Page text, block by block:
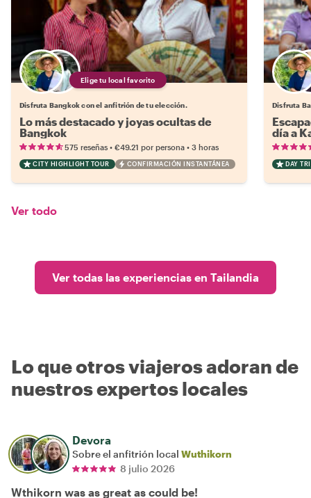
Elige tu local favorito
Disfruta Bangkok con el anfitrión de tu elección.
Lo más destacado y joyas ocultas de
Bangkok
575 reseñas • €49.21 por persona • 3 horas
CITY HIGHLIGHT TOUR CONFIRMACIÓN INSTANTÁNEA
Disfruta
día a
DAY
Ver todo
Ver todas las experiencias en Tailandia
Lo que otros viajeros adoran de
nuestros expertos locales
Devora
Sobre el anfitrión local Wuthikorn
8 julio 2026
Wthikorn was as great as could be!